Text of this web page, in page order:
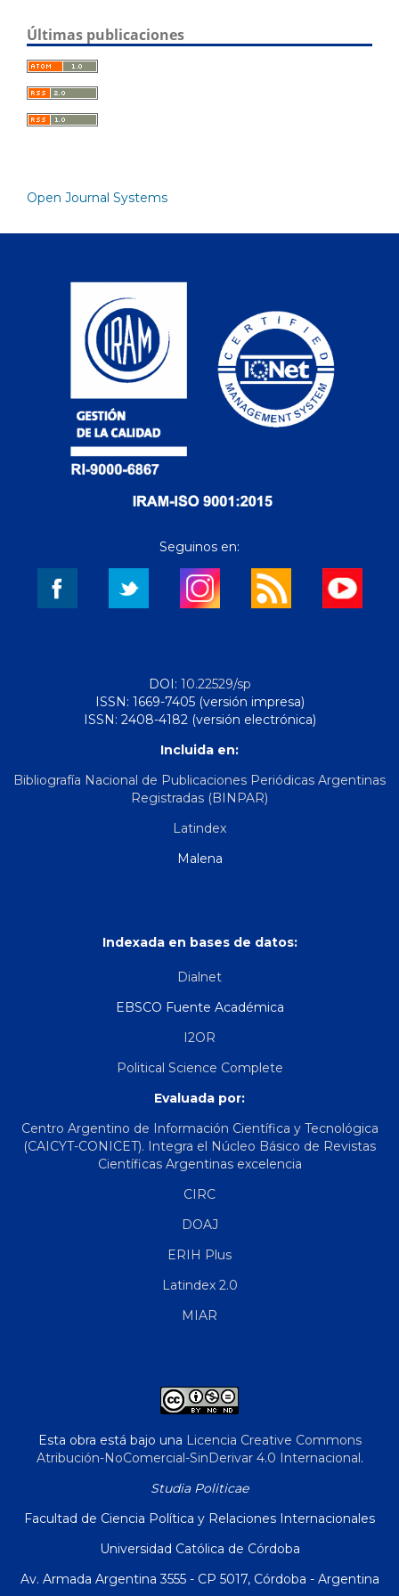
Últimas publicaciones
Open Journal Systems
Seguinos en:
DOI: 10.22529/sp
ISSN: 1669-7405 (versión impresa)
ISSN: 2408-4182 (versión electrónica)
Incluida en:
Bibliografía Nacional de Publicaciones Periódicas Argentinas
Registradas (BINPAR)
Latindex
Malena
Indexada en bases de datos:
Dialnet
EBSCO Fuente Académica
I2OR
Political Science Complete
Evaluada por:
Centro Argentino de Información Científica y Tecnológica
(CAICYT-CONICET). Integra el Núcleo Básico de Revistas
Científicas Argentinas excelencia
CIRC
DOAJ
ERIH Plus
Latindex 2.0
MIAR
Esta obra está bajo una Licencia Creative Commons
Atribución-NoComercial-SinDerivar 4.0 Internacional.
Studia Politicae
Facultad de Ciencia Política y Relaciones Internacionales
Universidad Católica de Córdoba
Av. Armada Argentina 3555 - CP 5017, Córdoba - Argentina